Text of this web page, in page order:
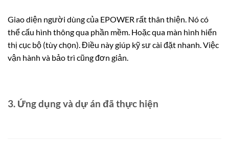
Giao diện người dùng của EPOWER rất thân thiện. Nó có
thể cấu hình thông qua phần mềm. Hoặc qua màn hình hiển
thị cục bộ (tùy chọn). Điều này giúp kỹ sư cài đặt nhanh. Việc
vận hành và bảo trì cũng đơn giản.
3. Ứng dụng và dự án đã thực hiện